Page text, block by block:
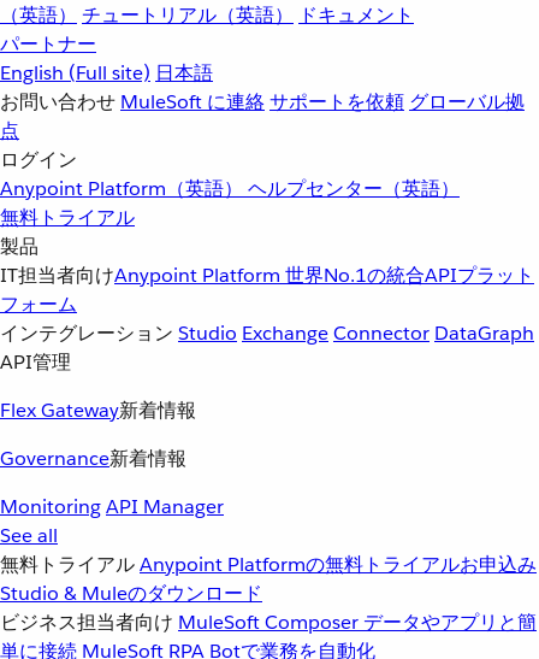
（英語）
チュートリアル（英語）
ドキュメント
パートナー
English (Full site) 日本語
お問い合わせ MuleSoft に連絡サポートを依頼 グローバル拠
点
ログイン
Anypoint Platform（英語） ヘルプセンター（英語）
無料トライアル
製品
IT担当者向けAnypoint Platform 世界No.1の統合APIプラット
フォーム
インテグレーション Studio ExchangeConnector DataGraph
API管理
Flex Gateway新着情報
Governance新着情報
MonitoringAPI Manager
See all
無料トライアルAnypoint Platformの無料トライアルお申込み
Studio & Muleのダウンロード
ビジネス担当者向け MuleSoft Composer データやアプリと簡
単に接続 MuleSoft RPA Botで業務を自動化